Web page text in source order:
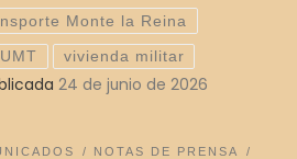
Monte la Reina
UMT vivienda militar
24 de junio de 2026
NOTAS DE PRENSA